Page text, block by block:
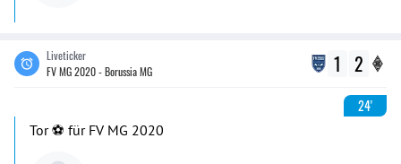
Liveticker
FV MG 2020 - Borussia MG
1 2
24'
Tor ⚽️ für FV MG 2020